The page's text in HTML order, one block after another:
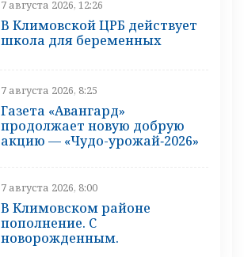
7 августа 2026, 12:26
В Климовской ЦРБ действует
школа для беременных
7 августа 2026, 8:25
Газета «Авангард»
продолжает новую добрую
акцию — «Чудо-урожай‑2026»
7 августа 2026, 8:00
В Климовском районе
пополнение. С
новорожденным.